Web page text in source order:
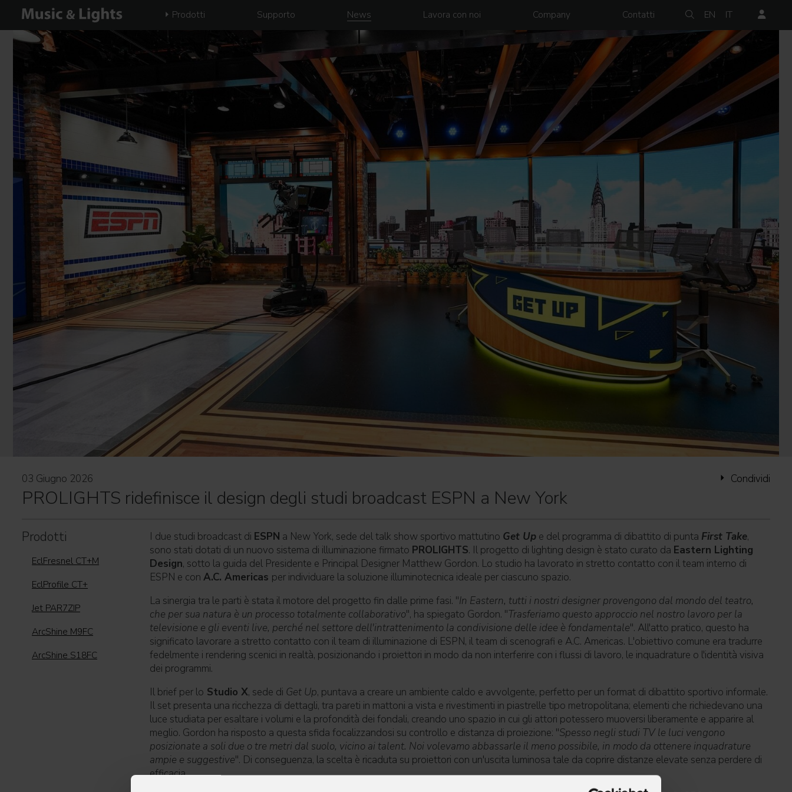
Prodotti Supporto News Lavora con noi Company Contatti EN IT
03 Giugno 2026 Condividi
PROLIGHTS ridefinisce il design degli studi broadcast ESPN a New York
Prodotti
EclFresnel CT+M
EclProfile CT+
Jet PAR7ZIP
ArcShine M9FC
ArcShine S18FC
I due studi broadcast di ESPN a New York, sede del talk show sportivo mattutino Get Upe del programma di dibattito di punta First Take,
sono stati dotati di un nuovo sistema di illuminazione firmato PROLIGHTS. Il progetto di lighting design è stato curato da Eastern Lighting
Design, sotto la guida del Presidente e Principal Designer Matthew Gordon. Lo studio ha lavorato in stretto contatto con il team interno di
ESPN e con A.C. Americas per individuare la soluzione illuminotecnica ideale per ciascuno spazio.
La sinergia tra le parti è stata il motore del progetto fin dalle prime fasi. "In Eastern, tutti i nostri designer provengono dal mondo del teatro,
che per sua natura è un processo totalmente collaborativo", ha spiegato Gordon. "Trasferiamo questo approccio nel nostro lavoro per la
televisione e gli eventi live, perché nel settore dell'intrattenimento la condivisione delle idee è fondamentale". All'atto pratico, questo ha
significato lavorare a stretto contatto con il team di illuminazione di ESPN, il team di scenografi e A.C. Americas. L'obiettivo comune era tradurre
fedelmente i rendering scenici in realtà, posizionando i proiettori in modo da non interferire con i flussi di lavoro, le inquadrature o l'identità visiva
dei programmi.
Il brief per lo Studio X, sede di Get Up, puntava a creare un ambiente caldo e avvolgente, perfetto per un format di dibattito sportivo informale.
Il set presenta una ricchezza di dettagli, tra pareti in mattoni a vista e rivestimenti in piastrelle tipo metropolitana; elementi che richiedevano una
luce studiata per esaltare i volumi e la profondità dei fondali, creando uno spazio in cui gli attori potessero muoversi liberamente e apparire al
meglio. Gordon ha risposto a questa sfida focalizzandosi su controllo e distanza di proiezione: "Spesso negli studi TV le luci vengono
posizionate a soli due o tre metri dal suolo, vicino ai talent. Noi volevamo abbassarle il meno possibile, in modo da ottenere inquadrature
ampie e suggestive". Di conseguenza, la scelta è ricaduta su proiettori con un'uscita luminosa tale da coprire distanze elevate senza perdere di
efficacia.